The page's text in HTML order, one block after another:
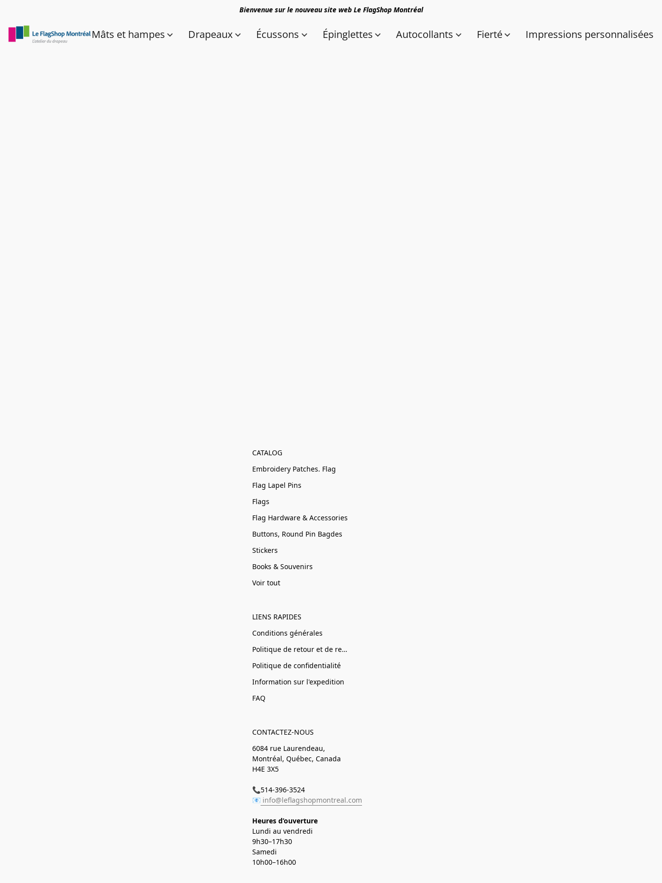
Bienvenue sur le nouveau site web Le FlagShop Montréal
Mâts et hampes Drapeaux Écussons Épinglettes Autocollants Fierté Impressions personnalisées
CATALOG
Embroidery Patches. Flag
Flag Lapel Pins
Flags
Flag Hardware & Accessories
Buttons, Round Pin Bagdes
Stickers
Books & Souvenirs
Voir tout
LIENS RAPIDES
Conditions générales
Politique de retour et de remboursement
Politique de confidentialité
Information sur l'expedition
FAQ
CONTACTEZ-NOUS
6084 rue Laurendeau,
Montréal, Québec, Canada
H4E 3X5
📞514-396-3524
📧 info@leflagshopmontreal.com
Heures d’ouverture
Lundi au vendredi
9h30–17h30
Samedi
10h00–16h00